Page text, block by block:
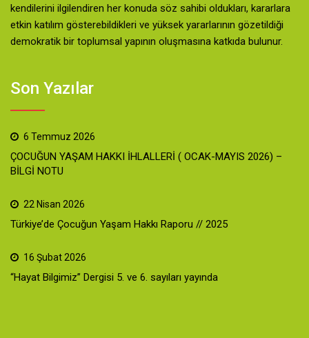
kendilerini ilgilendiren her konuda söz sahibi oldukları, kararlara
etkin katılım gösterebildikleri ve yüksek yararlarının gözetildiği
demokratik bir toplumsal yapının oluşmasına katkıda bulunur.
Son Yazılar
6 Temmuz 2026
ÇOCUĞUN YAŞAM HAKKI İHLALLERİ ( OCAK-MAYIS 2026) –
BİLGİ NOTU
22 Nisan 2026
Türkiye’de Çocuğun Yaşam Hakkı Raporu // 2025
16 Şubat 2026
“Hayat Bilgimiz” Dergisi 5. ve 6. sayıları yayında